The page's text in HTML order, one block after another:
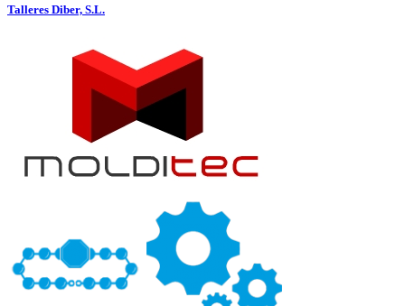
Talleres Diber, S.L.